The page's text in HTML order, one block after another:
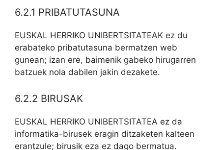
6.2.1 PRIBATUTASUNA
EUSKAL HERRIKO UNIBERTSITATEAK ez du
erabateko pribatutasuna bermatzen web
gunean; izan ere, baimenik gabeko hirugarren
batzuek nola dabilen jakin dezakete.
6.2.2 BIRUSAK
EUSKAL HERRIKO UNIBERTSITATEA ez da
informatika-birusek eragin ditzaketen kalteen
erantzule; birusik eza ez dago bermatua.